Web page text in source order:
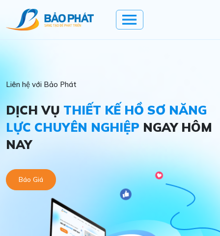
Liên hệ với Bảo Phát
DỊCH VỤ THIẾT KẾ HỒ SƠ NĂNG
LỰC CHUYÊN NGHIỆP NGAY HÔM
NAY
Báo Giá